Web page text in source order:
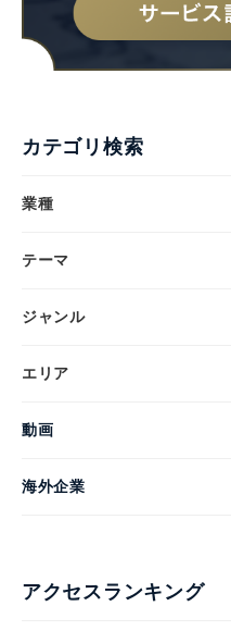
カテゴリ検索
業種
テーマ
ジャンル
エリア
動画
海外企業
アクセスランキング